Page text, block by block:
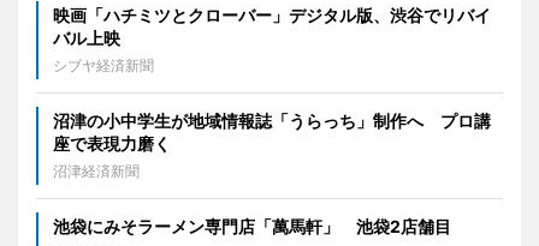
映画「ハチミツとクローバー」デジタル版、渋谷でリバイ
バル上映
シブヤ経済新聞
沼津の小中学生が地域情報誌「うらっち」制作へ プロ講
座で表現力磨く
沼津経済新聞
池袋にみそラーメン専門店「萬馬軒」 池袋2店舗目